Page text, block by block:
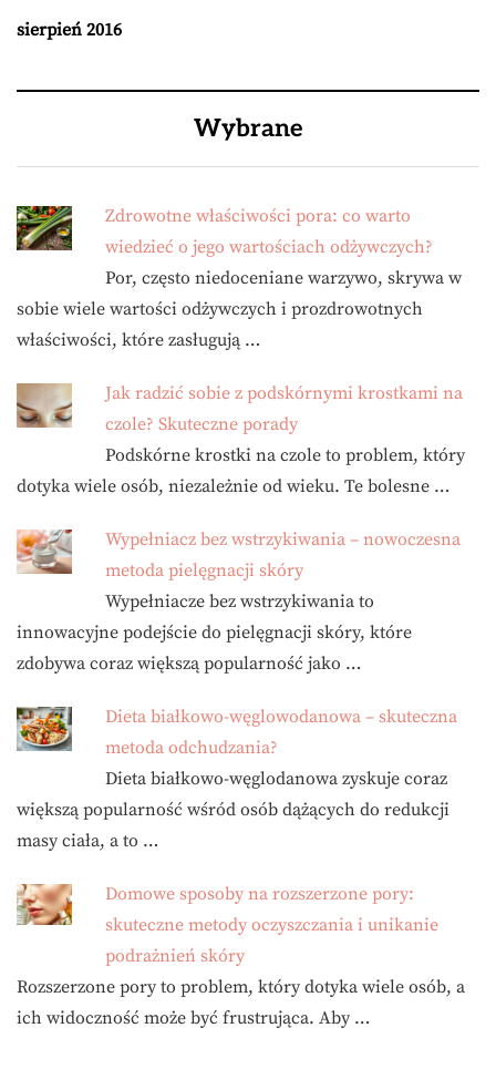
sierpień 2016
Wybrane
Zdrowotne właściwości pora: co warto
wiedzieć o jego wartościach odżywczych?
Por, często niedoceniane warzywo, skrywa w
sobie wiele wartości odżywczych i prozdrowotnych
właściwości, które zasługują …
Jak radzić sobie z podskórnymi krostkami na
czole? Skuteczne porady
Podskórne krostki na czole to problem, który
dotyka wiele osób, niezależnie od wieku. Te bolesne …
Wypełniacz bez wstrzykiwania – nowoczesna
metoda pielęgnacji skóry
Wypełniacze bez wstrzykiwania to
innowacyjne podejście do pielęgnacji skóry, które
zdobywa coraz większą popularność jako …
Dieta białkowo-węglowodanowa – skuteczna
metoda odchudzania?
Dieta białkowo-węglodanowa zyskuje coraz
większą popularność wśród osób dążących do redukcji
masy ciała, a to …
Domowe sposoby na rozszerzone pory:
skuteczne metody oczyszczania i unikanie
podrażnień skóry
Rozszerzone pory to problem, który dotyka wiele osób, a
ich widoczność może być frustrująca. Aby …